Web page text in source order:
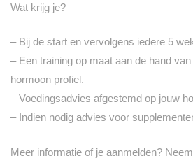
Wat krijg je?
– Bij de start en vervolgens iedere 5
– Een training op maat aan de hand
hormoon profiel.
– Voedingsadvies afgestemd op jouw
– Indien nodig advies voor
Meer informatie of je aanmelden?